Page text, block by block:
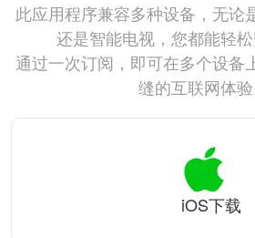
此应用程序兼容多种设备，无论
还是智能电视，您都能轻松
通过一次订阅，即可在多个设备
缝的互联网体验
iOS下载